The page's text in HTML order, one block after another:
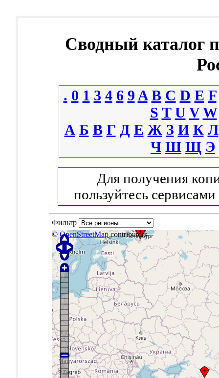
Сводный каталог
. 0 1 3 4 6 9 A B C D E F
S T U V W
А Б В Г Д Е Ж З И К Л
Ч Ш Щ Э
Для получения
пользуйтесь сервисами
Фильтр
©OpenStreetMapcontributors